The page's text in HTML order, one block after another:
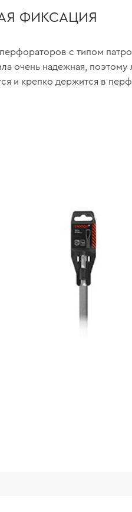
ФИКСАЦИЯ
с типом
очень надежная, поэтому
и крепко держится в